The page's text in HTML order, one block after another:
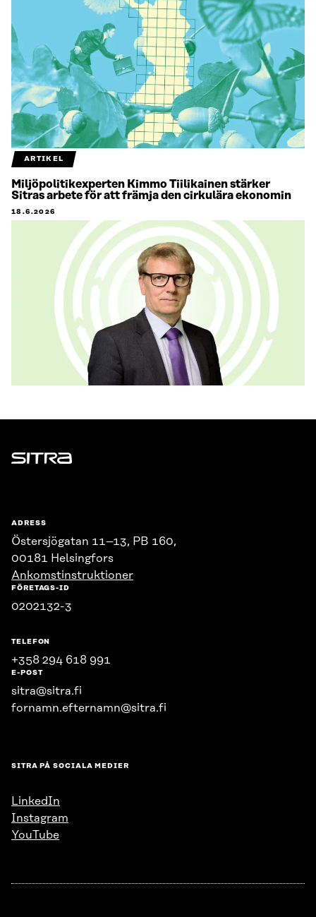
ARTIKEL
Miljöpolitikexperten Kimmo Tiilikainen stärker
Sitras arbete för att främja den cirkulära ekonomin
18.6.2026
Sitra
ADRESS
Östersjögatan 11–13, PB 160,
00181 Helsingfors
Ankomstinstruktioner
FÖRETAGS-ID
0202132-3
TELEFON
+358 294 618 991
E-POST
sitra@sitra.fi
fornamn.efternamn@sitra.fi
SITRA PÅ SOCIALA MEDIER
LinkedIn
Instagram
YouTube